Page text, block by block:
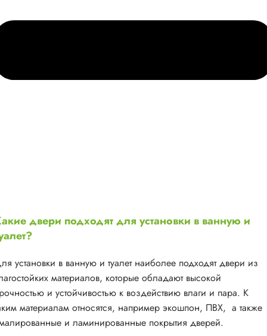
двери подходят для установки в ванную и
установки в ванную и туалет наиболее подходят двери из
материалов, которые обладают высокой
и устойчивостью к воздействию влаги и пара. К
материалам относятся, например экошпон, ПВХ, а также
и ламинированные покрытия дверей.